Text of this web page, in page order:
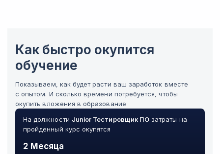
Как быстро окупится
обучение
Показываем, как будет расти ваш заработок вместе
с опытом. И сколько времени потребуется, чтобы
окупить вложения в образование
На должности Junior Тестировщик ПО затраты на
пройденный курс окупятся
2 Месяца